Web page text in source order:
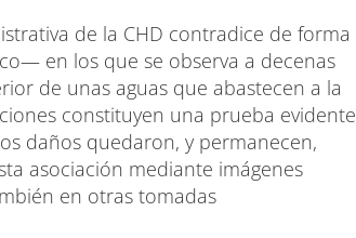
de la CHD contradice de forma
en los que se observa a decenas
de unas aguas que abastecen a la
constituyen una prueba evidente
daños quedaron, y permanecen,
asociación mediante imágenes
en otras tomadas